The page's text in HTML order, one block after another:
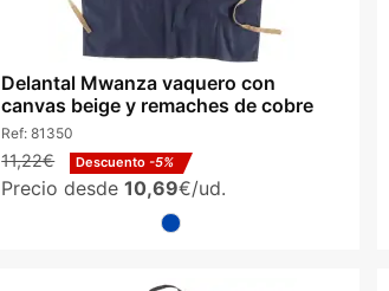
Delantal Mwanza vaquero con
canvas beige y remaches de cobre
Ref:81350
11,22€ Descuento -5%
Precio desde10,69€/ud.